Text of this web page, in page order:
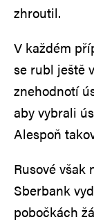
V každém
se rubl ještě
znehodnotí
aby vybrali
Alespoň
Rusové však
Sberbank
pobočkách